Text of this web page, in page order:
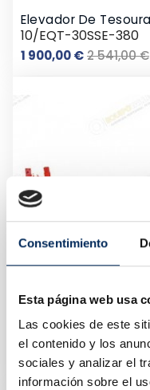
Consentimiento
Esta página web usa
Las cookies de este
el contenido y los
sociales y analizar el
información sobre el
Elevador De
10/EQT-30SSE-380
1 900,00 €Preço
2 541,00 €
Macaco Elevador
10/TAL15003
899,00 € Preço